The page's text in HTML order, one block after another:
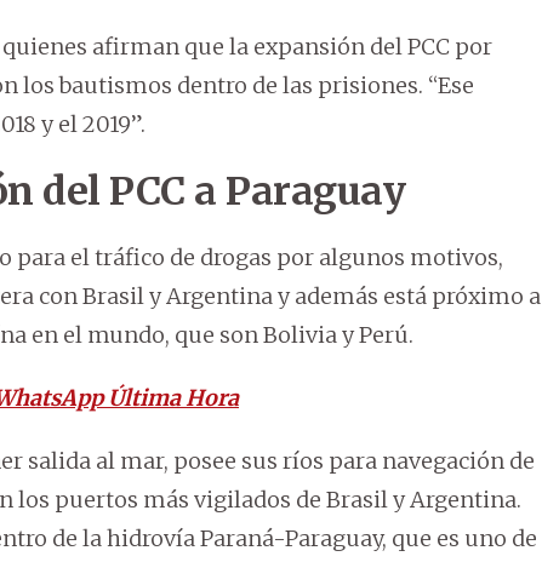
afirman que la expansión del PCC por
los bautismos dentro de las prisiones. “Ese
y el 2019”.
del PCC a Paraguay
para el tráfico de drogas por algunos motivos,
con Brasil y Argentina y además está próximo a
en el mundo, que son Bolivia y Perú.
Última Hora
salida al mar, posee sus ríos para navegación de
los puertos más vigilados de Brasil y Argentina.
de la hidrovía Paraná-Paraguay, que es uno de